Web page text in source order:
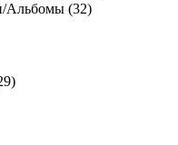
Альбомы (32)